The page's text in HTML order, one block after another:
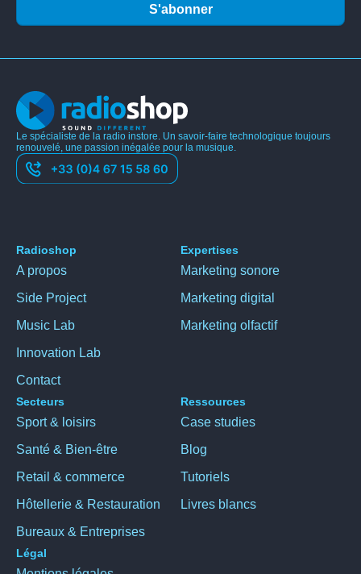
S'abonner
Le spécialiste de la radio instore. Un savoir-faire technologique toujours
renouvelé, une passion inégalée pour la musique.
Radioshop
A propos
Side Project
Music Lab
Innovation Lab
Contact
Expertises
Marketing sonore
Marketing digital
Marketing olfactif
Secteurs
Sport & loisirs
Santé & Bien-être
Retail & commerce
Hôtellerie & Restauration
Bureaux & Entreprises
Ressources
Case studies
Blog
Tutoriels
Livres blancs
Légal